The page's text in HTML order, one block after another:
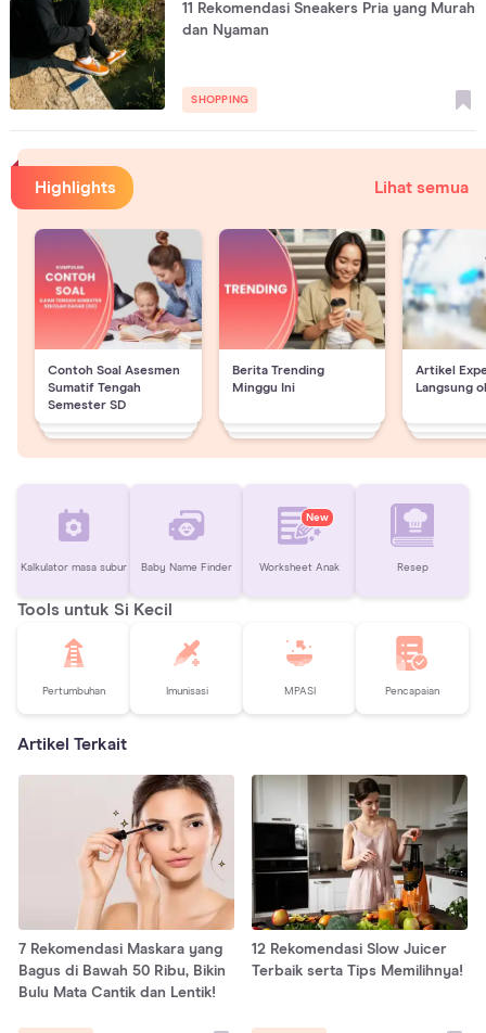
11 Rekomendasi Sneakers Pria yang Murah
dan Nyaman
SHOPPING
Highlights Lihat semua
Contoh Soal Asesmen
Sumatif Tengah
Semester SD
Berita Trending
Minggu Ini
Artikel
Langsung
Kalkulator masa subur Baby Name Finder
New
Worksheet Anak Resep
Tools untuk Si Kecil
Pertumbuhan Imunisasi MPASI Pencapaian
Artikel Terkait
7 Rekomendasi Maskara yang
Bagus di Bawah 50 Ribu, Bikin
Bulu Mata Cantik dan Lentik!
12 Rekomendasi Slow Juicer
Terbaik serta Tips Memilihnya!